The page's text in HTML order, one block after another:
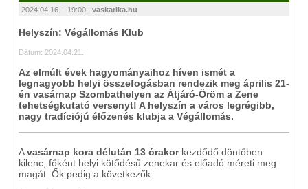
2024.04.16. - 19:00 | vaskarika.hu
Helyszín: Végállomás Klub
Dátum: 2024.04.21.
Az elmúlt évek hagyományaihoz híven ismét a
legnagyobb helyi összefogásban rendezik meg április 21-
én vasárnap Szombathelyen az Átjáró-Öröm a Zene
tehetségkutató versenyt! A helyszín a város legrégibb,
nagy tradíciójú élőzenés klubja a Végállomás.
Avasárnap kora délután 13 órakorkezdődő döntőben
kilenc, főként helyi kötődésű zenekar és előadó méreti meg
magát. Ők pedig a következők: